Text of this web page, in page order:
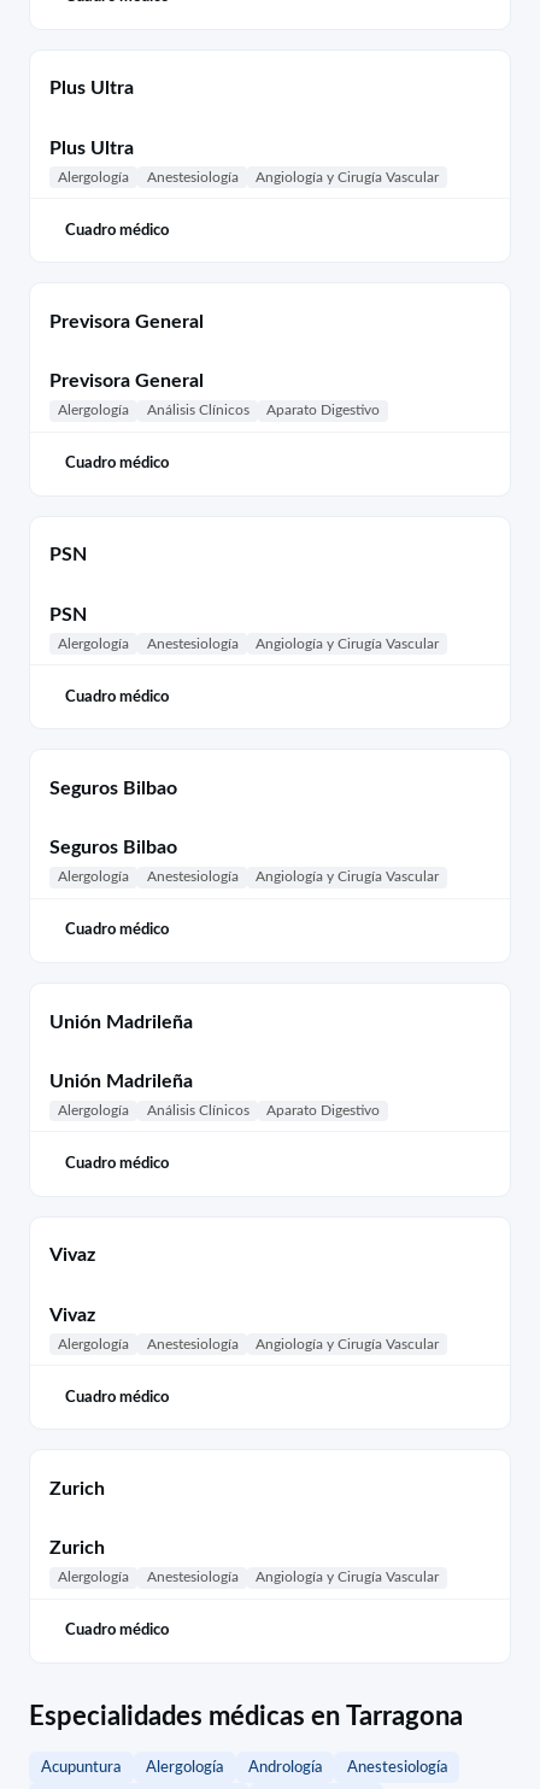
Plus Ultra
Plus Ultra
Alergología Anestesiología Angiología y Cirugía Vascular
Cuadro médico
Previsora General
Previsora General
Alergología Análisis Clínicos Aparato Digestivo
Cuadro médico
PSN
PSN
Alergología Anestesiología Angiología y Cirugía Vascular
Cuadro médico
Seguros Bilbao
Seguros Bilbao
Alergología Anestesiología Angiología y Cirugía Vascular
Cuadro médico
Unión Madrileña
Unión Madrileña
Alergología Análisis Clínicos Aparato Digestivo
Cuadro médico
Vivaz
Vivaz
Alergología Anestesiología Angiología y Cirugía Vascular
Cuadro médico
Zurich
Zurich
Alergología Anestesiología Angiología y Cirugía Vascular
Cuadro médico
Especialidades médicas en Tarragona
Acupuntura Alergología Andrología Anestesiología